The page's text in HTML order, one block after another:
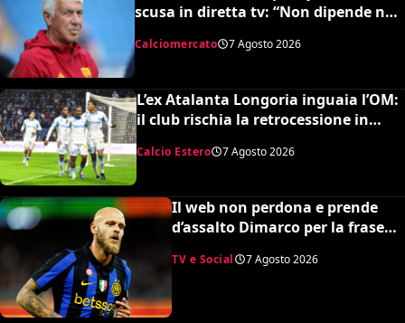
scusa in diretta tv: “Non dipende né
arrivo?
Calciomercato 7 Agosto 2026
L’ex Atalanta Longoria inguaia l’OM:
il club rischia la retrocessione in
Ligue 2 e svende tutti i suoi pezzi
pregiati
Calcio Estero 7 Agosto 2026
Il web non perdona e prende
d’assalto Dimarco per la frase
TV e Social 7 Agosto 2026